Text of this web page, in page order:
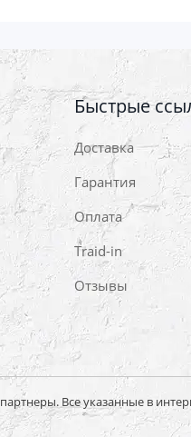
Быстрые
Доставка
Гарантия
Оплата
Traid-in
Отзывы
Все указанные в